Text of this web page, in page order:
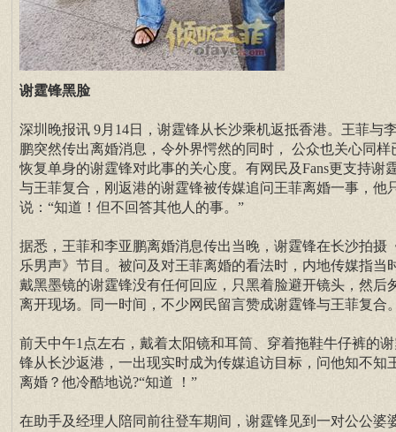
谢霆锋黑脸
深圳晚报讯 9月14日，谢霆锋从长沙乘机返抵香港。王菲与
鹏突然传出离婚消息，令外界愕然的同时， 公众也关心同样
恢复单身的谢霆锋对此事的关心度。有网民及Fans更支持谢
与王菲复合，刚返港的谢霆锋被传媒追问王菲离婚一事，他
说：“知道！但不回答其他人的事。”
据悉，王菲和李亚鹏离婚消息传出当晚，谢霆锋在长沙拍摄
乐男声》节目。被问及对王菲离婚的看法时，内地传媒指当
戴黑墨镜的谢霆锋没有任何回应，只黑着脸避开镜头，然后
离开现场。同一时间，不少网民留言赞成谢霆锋与王菲复合
前天中午1点左右，戴着太阳镜和耳筒、穿着拖鞋牛仔裤的
锋从长沙返港，一出现实时成为传媒追访目标，问他知不知
离婚？他冷酷地说?“知道 ！”
在助手及经理人陪同前往登车期间，谢霆锋见到一对公公婆